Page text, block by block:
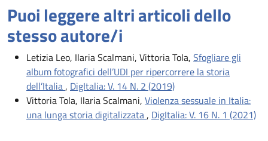
Puoi leggere altri articoli dello
stesso autore/i
Letizia Leo, Ilaria Scalmani, Vittoria Tola, Sfogliare gli
album fotografici dell’UDI per ripercorrere la storia
dell’Italia, DigItalia: V. 14 N. 2 (2019)
Vittoria Tola, Ilaria Scalmani, Violenza sessuale in Italia:
una lunga storia digitalizzata, DigItalia: V. 16 N. 1 (2021)